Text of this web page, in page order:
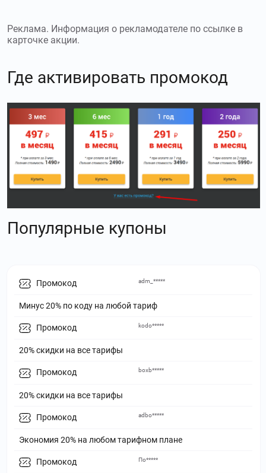
Реклама. Информация о рекламодателе по ссылке в
карточке акции.
Где активировать промокод
Популярные купоны
Промокод
Минус 20% по коду на любой тариф
adm_*****
Промокод
20% скидки на все тарифы
kodo*****
Промокод
20% скидки на все тарифы
boxb*****
Промокод
Экономия 20% на любом тарифном плане
adbo*****
Промокод По*****